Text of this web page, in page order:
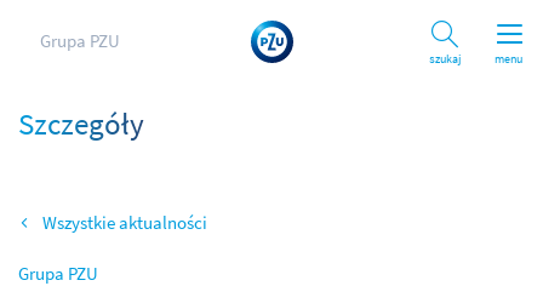
menu
Grupa PZU
Szukaj
Szczegóły
Wszystkie aktualności
Grupa PZU